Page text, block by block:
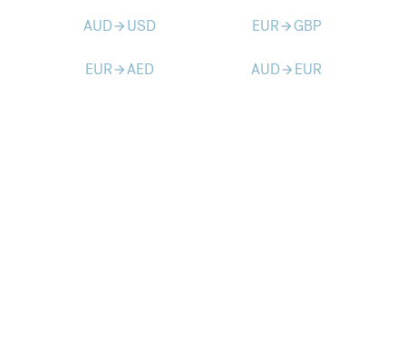
AUDarrow_forward USD EURarrow_forward GBP
EURarrow_forwardAED AUDarrow_forward EUR